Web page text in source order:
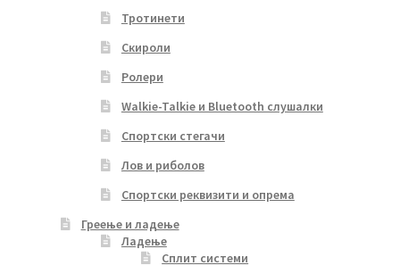
Тротинети
Скироли
Ролери
Walkie-Talkie и Bluetooth слушалки
Спортски стегачи
Лов и риболов
Спортски реквизити и опрема
Греење и ладење
Ладење
Сплит системи